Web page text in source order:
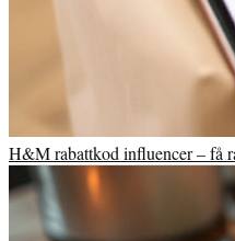
H&M rabattkod influencer – få